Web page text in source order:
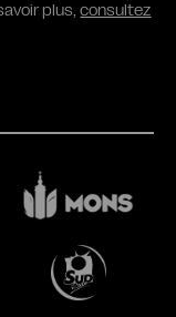
plus,consultez